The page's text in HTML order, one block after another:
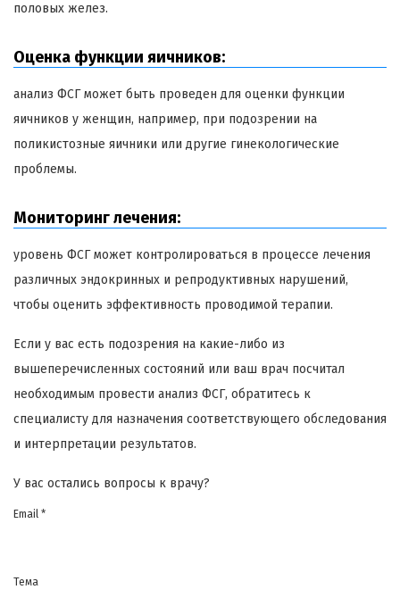
половых желез.
Оценка функции яичников:
анализ ФСГ может быть проведен для оценки функции
яичников у женщин, например, при подозрении на
поликистозные яичники или другие гинекологические
проблемы.
Мониторинг лечения:
уровень ФСГ может контролироваться в процессе лечения
различных эндокринных и репродуктивных нарушений,
чтобы оценить эффективность проводимой терапии.
Если у вас есть подозрения на какие-либо из
вышеперечисленных состояний или ваш врач посчитал
необходимым провести анализ ФСГ, обратитесь к
специалисту для назначения соответствующего обследования
и интерпретации результатов.
У вас остались вопросы к врачу?
Email *
Тема